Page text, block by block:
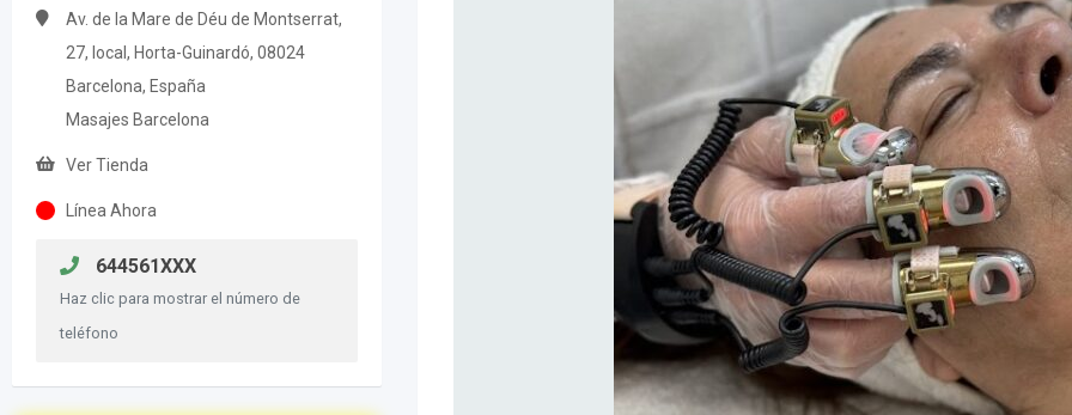
Av. de la Mare de Déu de Montserrat,
27, local, Horta-Guinardó, 08024
Barcelona, España
Masajes Barcelona
Ver Tienda
Línea Ahora
644561XXX
Haz clic para mostrar el número de
teléfono